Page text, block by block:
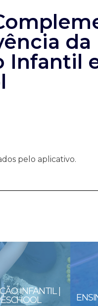
da
Infantil
pelo aplicativo.
INFANTIL |